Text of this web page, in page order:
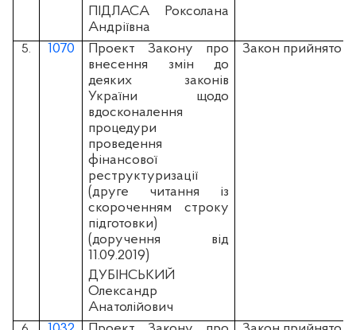
ПІДЛАСА Роксолана
Андріївна
5. 1070
Проект Закону про
внесення змін до
деяких законів
України щодо
вдосконалення
процедури
проведення
фінансової
реструктуризації
(друге читання із
скороченням строку
підготовки)
(доручення від
11.09.2019)
ДУБІНСЬКИЙ
Олександр
Анатолійович
Закон прийнято